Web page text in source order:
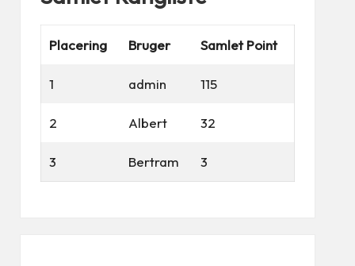
Placering Bruger Samlet Point
1 admin 115
2 Albert 32
3 Bertram 3